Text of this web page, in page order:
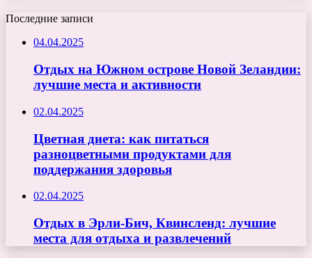
Последние записи
04.04.2025
Отдых на Южном острове Новой Зеландии:
лучшие места и активности
02.04.2025
Цветная диета: как питаться
разноцветными продуктами для
поддержания здоровья
02.04.2025
Отдых в Эрли-Бич, Квинсленд: лучшие
места для отдыха и развлечений